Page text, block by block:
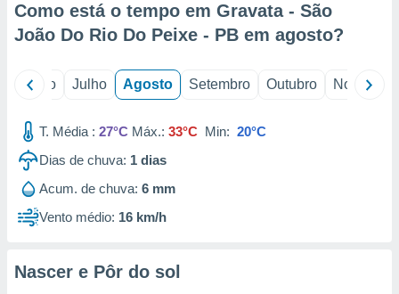
de
1199
Como está o tempo em Gravata - São
João Do Rio Do Peixe - PB em agosto?
Junho Julho Agosto Setembro Outubro Novembro
T. Média : 27°C Máx.: 33°C Min: 20°C
Dias de chuva: 1 dias
Acum. de chuva: 6 mm
Vento médio: 16 km/h
Nascer e Pôr do sol